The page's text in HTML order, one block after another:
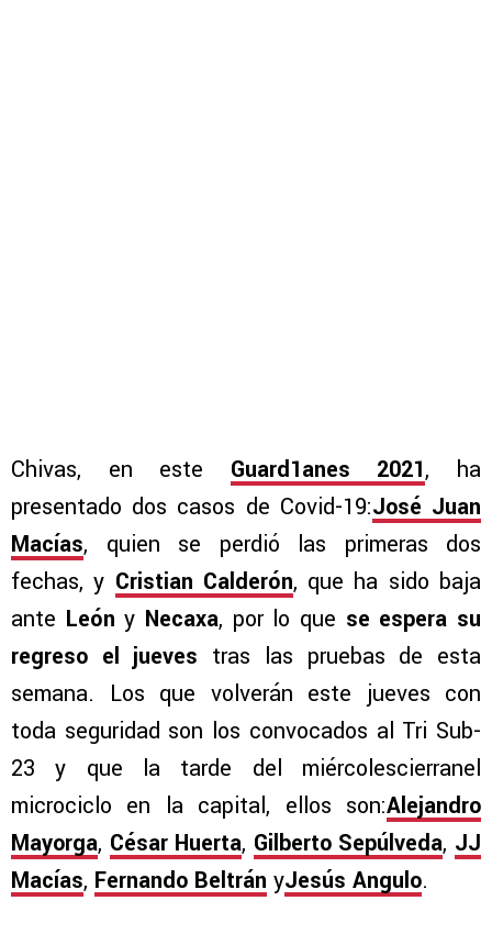
Chivas, en este Guard1anes 2021, ha
presentado dos casos de Covid-19:José Juan
Macías, quien se perdió las primeras dos
fechas, y Cristian Calderón, que ha sido baja
ante León y Necaxa, por lo que se espera su
regreso el jueves tras las pruebas de esta
semana. Los que volverán este jueves con
toda seguridad son los convocados al Tri Sub-
23 y que la tarde del miércolescierranel
microciclo en la capital, ellos son:Alejandro
Mayorga, César Huerta, Gilberto Sepúlveda, JJ
Macías, Fernando Beltrán yJesús Angulo.